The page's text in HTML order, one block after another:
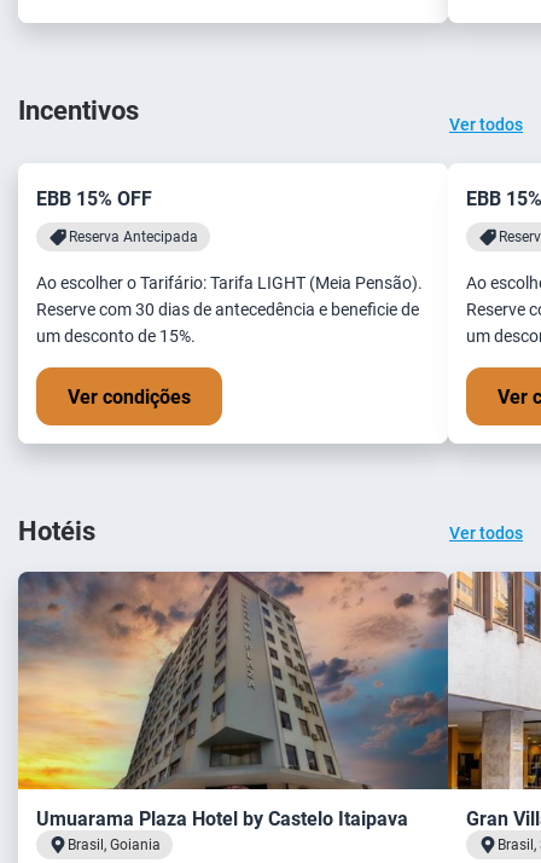
Incentivos Ver todos
EBB 15% OFF
Reserva Antecipada
Ao escolher o Tarifário: Tarifa LIGHT (Meia Pensão).
Reserve com 30 dias de antecedência e beneficie de
um desconto de 15%.
Ver condições
EBB
Ao
Reserve
um
Ver
Hotéis Ver todos
Umuarama Plaza Hotel by Castelo Itaipava
Brasil, Goiania
Gran